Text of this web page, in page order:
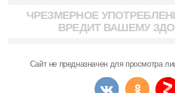
ЧРЕЗМЕРНОЕ
ВРЕДИТ ВАШЕМУ
Сайт не предназначен для просмотра